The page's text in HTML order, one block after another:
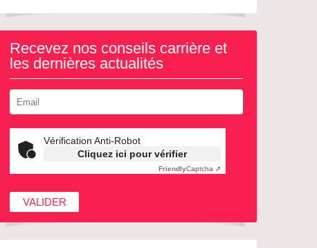
Recevez nos conseils carrière et
les dernières actualités
Vérification Anti-Robot
Cliquez ici pour vérifier
FriendlyCaptcha ⇗